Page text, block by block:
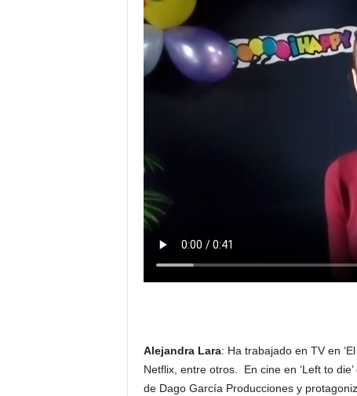
Alejandra Lara: Ha trabajado en TV en ‘El
Netflix, entre otros. En cine en ‘Left to
de Dago García Producciones y